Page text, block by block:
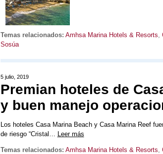
Temas relacionados: Amhsa Marina Hotels & Resorts,
Sosúa
5 julio, 2019
Premian hoteles de
y buen manejo
Los hoteles Casa Marina Beach y Casa Marina Reef
de riesgo “Cristal… Leer más
Temas relacionados: Amhsa Marina Hotels & Resorts,